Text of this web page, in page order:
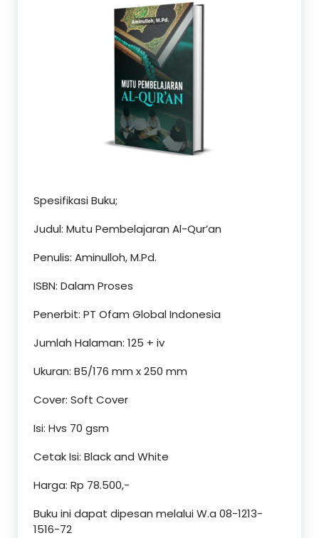
Spesifikasi Buku;
Judul: Mutu Pembelajaran Al-Qur’an
Penulis: Aminulloh, M.Pd.
ISBN: Dalam Proses
Penerbit: PT Ofam Global Indonesia
Jumlah Halaman: 125 + iv
Ukuran: B5/176 mm x 250 mm
Cover: Soft Cover
Isi: Hvs 70 gsm
Cetak Isi: Black and White
Harga: Rp 78.500,-
Buku ini dapat dipesan melalui W.a 08-1213-
1516-72